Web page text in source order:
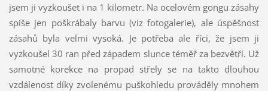
jsem ji vyzkoušet i na 1 kilometr. Na ocelovém gongu zásahy
spíše jen poškrábaly barvu (viz fotogalerie), ale úspěšnost
zásahů byla velmi vysoká. Je potřeba ale říci, že jsem ji
vyzkoušel 30 ran před západem slunce téměř za bezvětří. Už
samotné korekce na propad střely se na takto dlouhou
vzdálenost díky zvolenému puškohledu prováděly mnohem